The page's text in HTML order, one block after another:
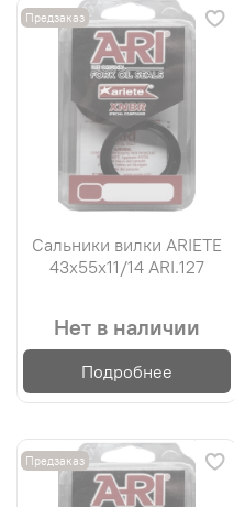
Предзаказ
Сальники вилки ARIETE
43х55х11/14 ARI.127
Нет в наличии
Подробнее
Предзаказ